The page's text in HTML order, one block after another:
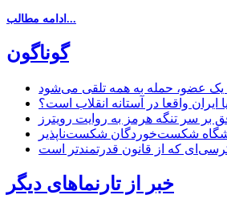
ادامه مطالب...
گوناگون
یک عضو، حمله به همه تلقی می‌شود
ایران واقعا در آستانه انقلاب است؟
بر سر تنگه هرمز به روایت رویترز
شکست‌خوردگان شکست‌ناپذیر
که از قانون قدرتمندتر است
خبر از تارنماهای دیگر